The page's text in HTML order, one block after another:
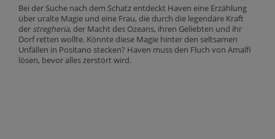
Bei der Suche nach dem Schatz entdeckt Haven eine Erzählung
über uralte Magie und eine Frau, die durch die legendäre Kraft
der stregheria, der Macht des Ozeans, ihren Geliebten und ihr
Dorf retten wollte. Könnte diese Magie hinter den seltsamen
Unfällen in Positano stecken? Haven muss den Fluch von Amalfi
lösen, bevor alles zerstört wird.